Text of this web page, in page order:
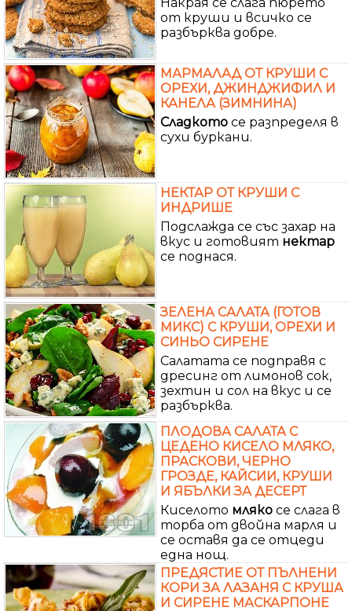
от круши и всичко се
разбърква добре.
МАРМАЛАД ОТ КРУШИ С
ОРЕХИ, ДЖИНДЖИФИЛ И
КАНЕЛА (ЗИМНИНА)
Сладкото се разпределя в
сухи буркани.
НЕКТАР ОТ КРУШИ С
ИНДРИШЕ
Подслажда се със захар на
вкус и готовият нектар
се поднася.
ЗЕЛЕНА САЛАТА (ГОТОВ
МИКС) С КРУШИ, ОРЕХИ И
СИНЬО СИРЕНЕ
Салатата се подправя с
дресинг от лимонов сок,
зехтин и сол на вкус и се
разбърква.
ПЛОДОВА САЛАТА С
ЦЕДЕНО КИСЕЛО МЛЯКО,
ПРАСКОВИ, ЧЕРНО
ГРОЗДЕ, КАЙСИИ, КРУШИ
И ЯБЪЛКИ ЗА ДЕСЕРТ
Киселото мляко се слага в
торба от двойна марля и
се оставя да се отцеди
една нощ.
ПРЕДЯСТИЕ ОТ ПЪЛНЕНИ
КОРИ ЗА ЛАЗАНЯ С КРУША
И СИРЕНЕ МАСКАРПОНЕ